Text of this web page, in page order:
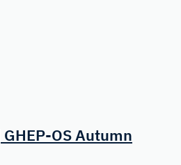
OS Autumn